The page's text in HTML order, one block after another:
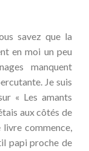
savez que la
en moi un peu
manquent
Je suis
« Les amants
aux côtés de
livre commence,
papi proche de